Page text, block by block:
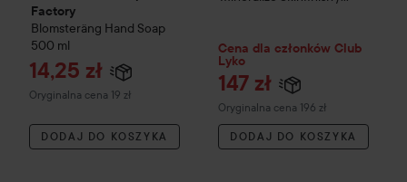
Factory
Blomsteräng Hand Soap
500 ml
Cena promocyjna
14,25 zł
Oryginalna cena 19 zł
Cena regularna 19 zł
DODAJ DO KOSZYKA
Cena dla członków Club
Lyko
147 zł
Oryginalna cena 196 zł
Cena regularna 196 zł
DODAJ DO KOSZYKA